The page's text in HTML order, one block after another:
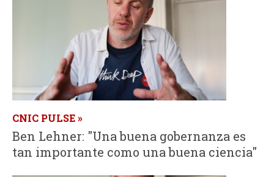
o
d
e
ú
p
a
CNIC PULSE
Ben Lehner: "Una buena gobernanza es
tan importante como una buena ciencia"